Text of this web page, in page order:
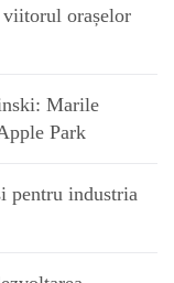
orașelor
Marile
Park
pentru industria